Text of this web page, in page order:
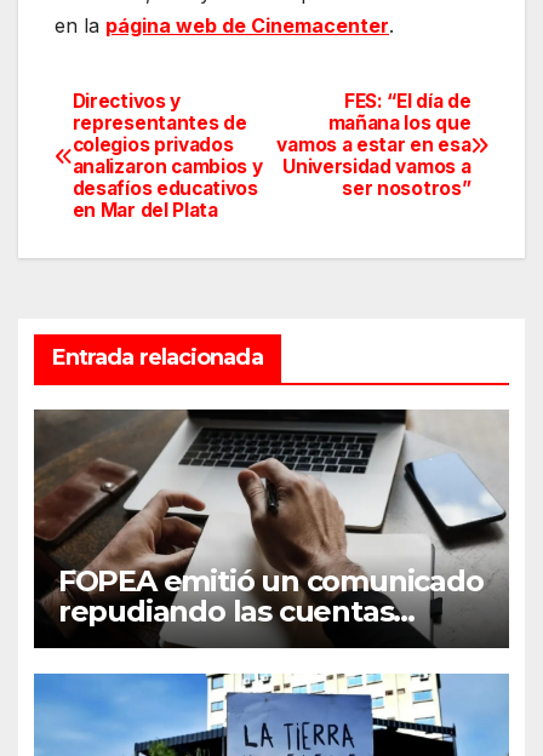
en la página web de Cinemacenter.
Navegación
de
entradas
FES: “El día de
mañana los que
vamos a estar en esa
Universidad vamos a
ser nosotros”
Directivos y
representantes de
colegios privados
analizaron cambios y
desafíos educativos
en Mar del Plata
Entrada relacionada
FOPEA emitió un comunicado
repudiando las cuentas
pseudo periodísticas de
Instagram en Mar del Plata